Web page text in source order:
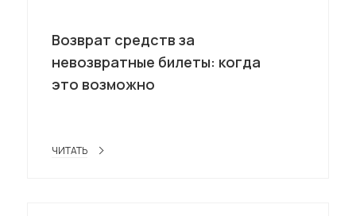
Возврат средств за
невозвратные билеты: когда
это возможно
ЧИТАТЬ